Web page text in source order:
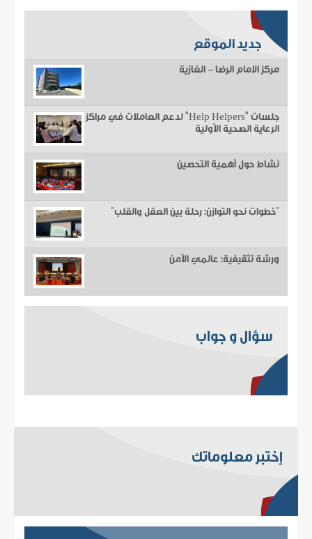
جديد الموقع
مركز الامام الرضا - الغازية
جلسات "Help Helpers" لدعم العاملات في مراكز
الرعاية الصحية الأولية
نشاط حول أهمية التحصين
“خطوات نحو التوازن: رحلة بين العقل والقلب”
ورشة تثقيفية: عالمي الآمن
سؤال و جواب
إختبر معلوماتك